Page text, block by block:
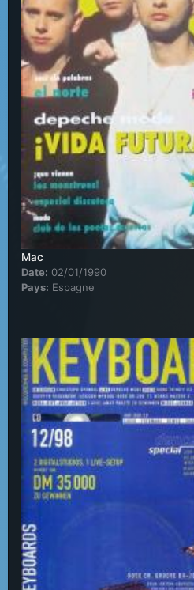
Mac
Date: 02/01/1990
Pays: Espagne